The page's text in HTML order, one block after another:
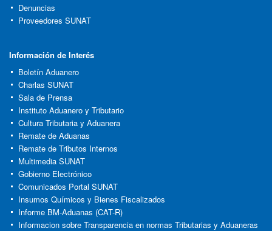
Denuncias
Proveedores SUNAT
Información de Interés
Boletín Aduanero
Charlas SUNAT
Sala de Prensa
Instituto Aduanero y Tributario
Cultura Tributaria y Aduanera
Remate de Aduanas
Remate de Tributos Internos
Multimedia SUNAT
Gobierno Electrónico
Comunicados Portal SUNAT
Insumos Químicos y Bienes Fiscalizados
Informe BM-Aduanas (CAT-R)
Informacion sobre Transparencia en normas Tributarias y Aduaneras